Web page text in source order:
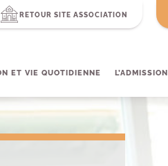
RETOUR SITE ASSOCIATION
ET VIE QUOTIDIENNE L’ADMISSION